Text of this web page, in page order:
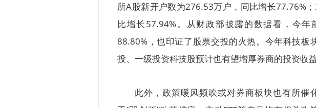
所A股新开户数为276.53万户，同比增长77.76%
比增长57.94%。从财政部披露的数据看，今
88.80%，也印证了股票交投的火热。今年科技
投、一级投资科技股预计也有望增厚券商的投资收
此外，政策暖风频吹或对券商板块也有所